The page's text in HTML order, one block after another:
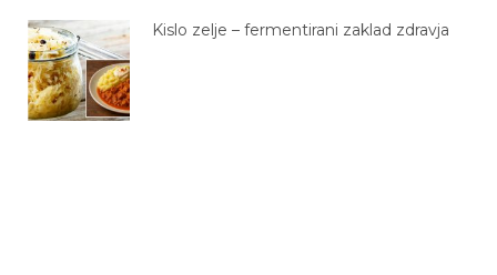
Kislo zelje – fermentirani zaklad zdravja